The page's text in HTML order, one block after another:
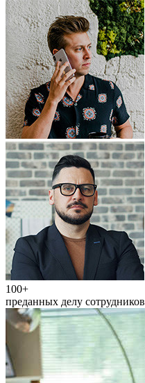
100+
преданных делу сотрудников